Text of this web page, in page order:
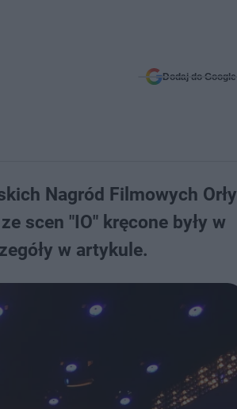
Dodaj do Google
Nagród Filmowych Orły
scen "IO" kręcone były w
w artykule.